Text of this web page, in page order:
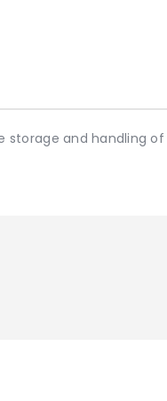
storage and handling